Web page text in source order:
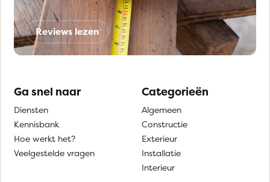
Reviews lezen
Ga snel naar
Diensten
Kennisbank
Hoe werkt het?
Veelgestelde vragen
Categorieën
Algemeen
Constructie
Exterieur
Installatie
Interieur